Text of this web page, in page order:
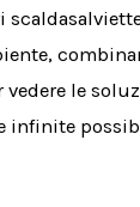
vedere le
infinite